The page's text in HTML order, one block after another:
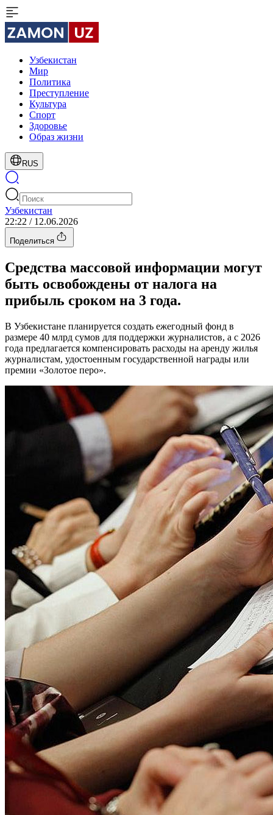
Узбекистан
Мир
Политика
Преступление
Культура
Спорт
Здоровье
Образ жизни
RUS
Узбекистан
22:22 / 12.06.2026
Поделиться
Средства массовой информации могут
быть освобождены от налога на
прибыль сроком на 3 года.
В Узбекистане планируется создать ежегодный фонд в
размере 40 млрд сумов для поддержки журналистов, а с 2026
года предлагается компенсировать расходы на аренду жилья
журналистам, удостоенным государственной награды или
премии «Золотое перо».